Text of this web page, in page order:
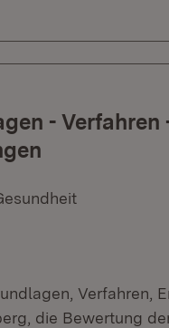
- Verfahren
Verfahren,
die Bewertung